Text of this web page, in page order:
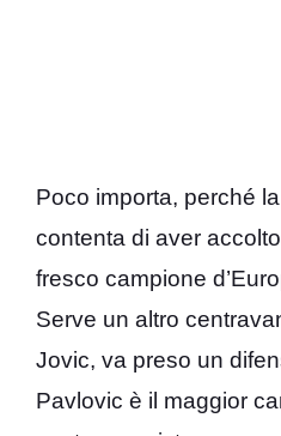
Poco importa, perché
contenta di aver
fresco campione
Serve un altro
Jovic, va preso un
Pavlovic è il maggior